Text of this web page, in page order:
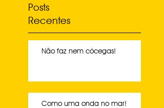
Posts
Recentes
Não faz nem cócegas!
Como uma onda no mar!